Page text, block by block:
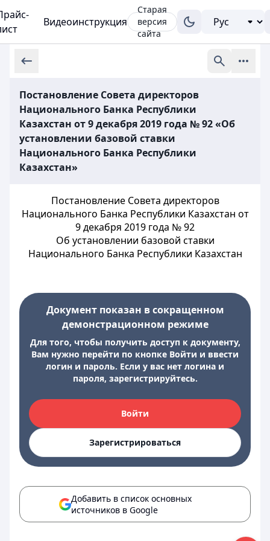
Видеоинструкция
Старая
версия
сайта
Постановление Совета директоров
Национального Банка Республики
Казахстан от 9 декабря 2019 года № 92 «Об
установлении базовой ставки
Национального Банка Республики
Казахстан»
Постановление Совета директоров
Национального Банка Республики Казахстан от
9 декабря 2019 года № 92
Об установлении базовой ставки
Национального Банка Республики Казахстан
Документ показан в сокращенном
демонстрационном режиме
Для того, чтобы получить доступ к документу,
Вам нужно перейти по кнопке Войти и ввести
логин и пароль. Если у вас нет логина и
пароля, зарегистрируйтесь.
Войти
Зарегистрироваться
Добавить в список основных
источников в Google